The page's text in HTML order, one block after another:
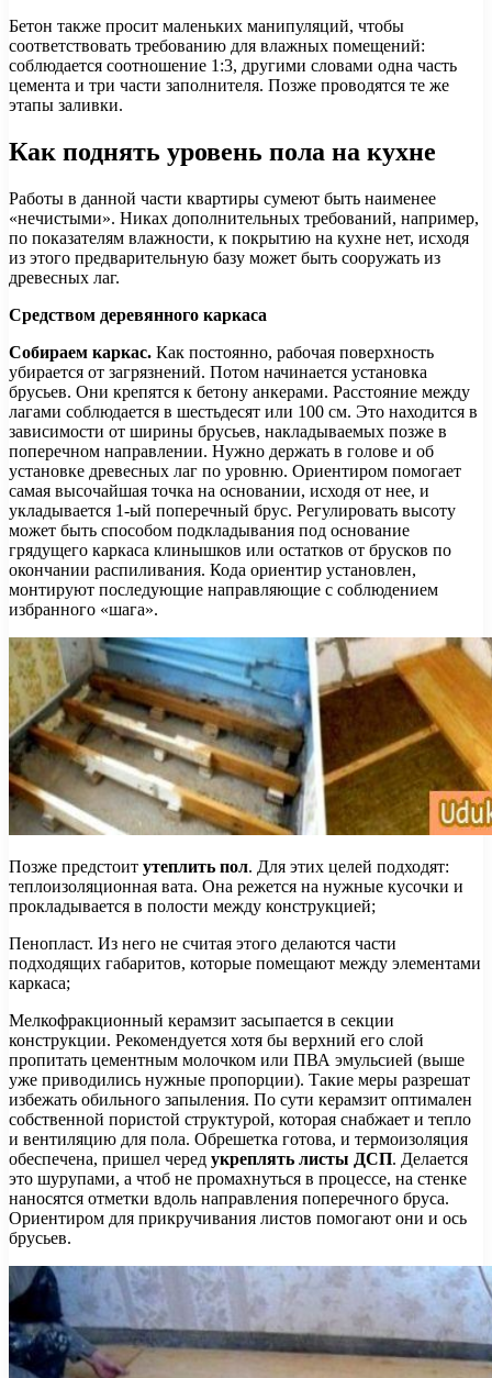
Бетон также просит маленьких манипуляций, чтобы
соответствовать требованию для влажных помещений:
соблюдается соотношение 1:3, другими словами одна часть
цемента и три части заполнителя. Позже проводятся те же
этапы заливки.
Как поднять уровень пола на кухне
Работы в данной части квартиры сумеют быть наименее
«нечистыми». Никах дополнительных требований, например,
по показателям влажности, к покрытию на кухне нет, исходя
из этого предварительную базу может быть сооружать из
древесных лаг.
Средством деревянного каркаса
Собираем каркас. Как постоянно, рабочая поверхность
убирается от загрязнений. Потом начинается установка
брусьев. Они крепятся к бетону анкерами. Расстояние между
лагами соблюдается в шестьдесят или 100 см. Это находится в
зависимости от ширины брусьев, накладываемых позже в
поперечном направлении. Нужно держать в голове и об
установке древесных лаг по уровню. Ориентиром помогает
самая высочайшая точка на основании, исходя от нее, и
укладывается 1-ый поперечный брус. Регулировать высоту
может быть способом подкладывания под основание
грядущего каркаса клинышков или остатков от брусков по
окончании распиливания. Кода ориентир установлен,
монтируют последующие направляющие с соблюдением
избранного «шага».
Позже предстоит утеплить пол. Для этих целей подходят:
теплоизоляционная вата. Она режется на нужные кусочки и
прокладывается в полости между конструкцией;
Пенопласт. Из него не считая этого делаются части
подходящих габаритов, которые помещают между элементами
каркаса;
Мелкофракционный керамзит засыпается в секции
конструкции. Рекомендуется хотя бы верхний его слой
пропитать цементным молочком или ПВА эмульсией (выше
уже приводились нужные пропорции). Такие меры разрешат
избежать обильного запыления. По сути керамзит оптимален
собственной пористой структурой, которая снабжает и тепло
и вентиляцию для пола. Обрешетка готова, и термоизоляция
обеспечена, пришел черед укреплять листы ДСП. Делается
это шурупами, а чтоб не промахнуться в процессе, на стенке
наносятся отметки вдоль направления поперечного бруса.
Ориентиром для прикручивания листов помогают они и ось
брусьев.